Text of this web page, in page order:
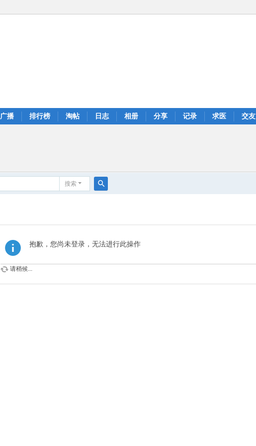
广播 排行榜 淘帖 日志 相册 分享 记录 求医 交友
搜索
抱歉，您尚未登录，无法进行此操作
请稍候...